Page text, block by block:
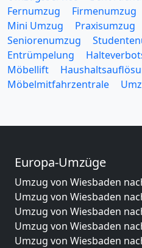
Fernumzug
Firmenumzug
Mini Umzug
Praxisumzug
Seniorenumzug
Entrümpelung
Möbellift
Möbelmitfahrzentrale
Europa-Umzüge
Umzug von Wiesbaden
Umzug von Wiesbaden
Umzug von Wiesbaden
Umzug von Wiesbaden
Umzug von Wiesbaden